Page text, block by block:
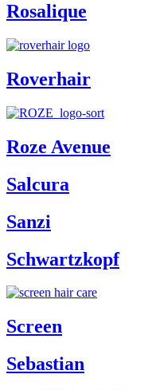
Rosalique
Roverhair
Roze Avenue
Salcura
Sanzi
Schwartzkopf
Screen
Sebastian